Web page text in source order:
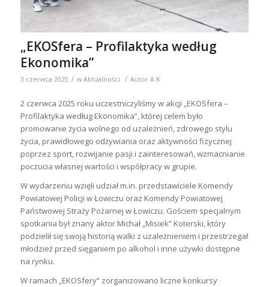
„EKOSfera – Profilaktyka według
Ekonomika”
3 czerwca 2025 / w Aktualności / Autor A K
2 czerwca 2025 roku uczestniczyliśmy w akcji „EKOSfera –
Profilaktyka według Ekonomika”, której celem było
promowanie życia wolnego od uzależnień, zdrowego stylu
życia, prawidłowego odżywiania oraz aktywności fizycznej
poprzez sport, rozwijanie pasji i zainteresowań, wzmacnianie
poczucia własnej wartości i współpracy w grupie.
W wydarzeniu wzięli udział m.in. przedstawiciele Komendy
Powiatowej Policji w Łowiczu oraz Komendy Powiatowej
Państwowej Straży Pożarnej w Łowiczu. Gościem specjalnym
spotkania był znany aktor Michał „Misiek” Koterski, który
podzielił się swoją historią walki z uzależnieniem i przestrzegał
młodzież przed sięganiem po alkohol i inne używki dostępne
na rynku.
W ramach „EKOSfery” zorganizowano liczne konkursy